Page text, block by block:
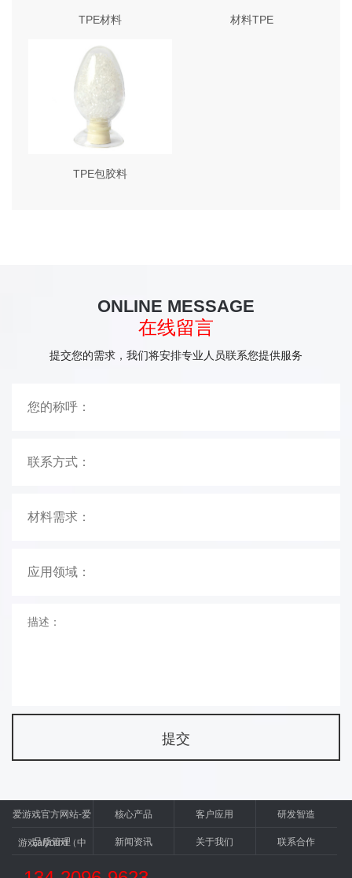
TPE材料 材料TPE
TPE包胶料
ONLINE MESSAGE
在线留言
提交您的需求，我们将安排专业人员联系您提供服务
爱游戏官方网站-爱
游戏aiyouxi（中
国）
核心产品 客户应用 研发智造
品质管理 新闻资讯 关于我们 联系合作